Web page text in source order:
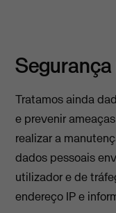
Tratamos ainda
e prevenir
realizar a
dados pessoais
utilizador e de
endereço IP e